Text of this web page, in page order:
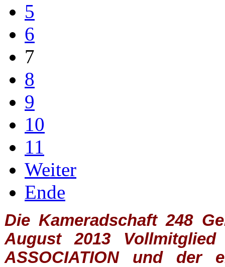
5
6
7
8
9
10
11
Weiter
Ende
Die Kameradschaft 248
August 2013
ASSOCIATIONund der